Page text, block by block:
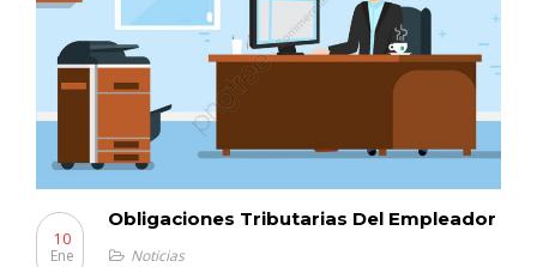
Obligaciones Tributarias Del Empleador
10
Ene
Noticias